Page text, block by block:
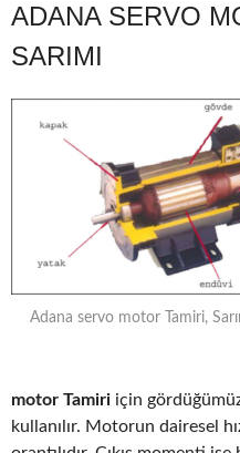
ADANA SERVO
SARIMI
Adana servo motor Tamiri,
motor Tamiri için
kullanılır. Motorun dairesel